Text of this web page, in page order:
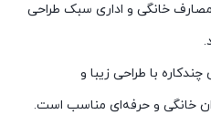
خانگی و اداری سبک طراحی
با طراحی زیبا و
خانگی و حرفه‌ای مناسب است.